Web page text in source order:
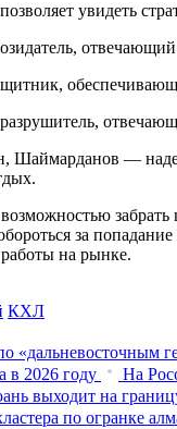
увидеть
Шаймарданов —
за
на рынке.
КХЛ
«дальневосточным
в 2026 году
На
выходит на
по огранке